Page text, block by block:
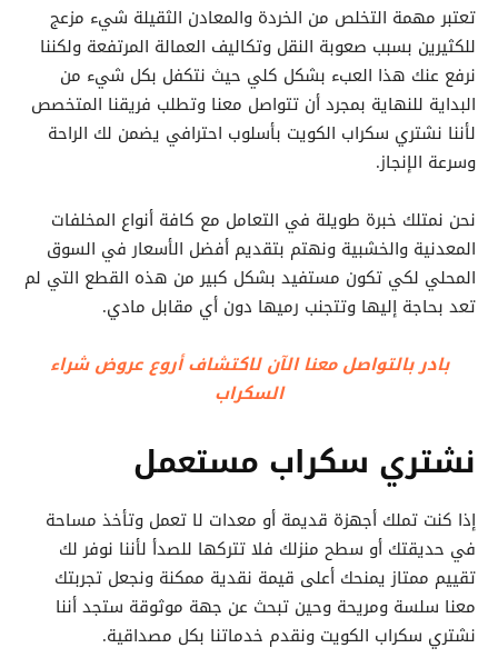
تعتبر مهمة التخلص من الخردة والمعادن الثقيلة شيء مزعج
للكثيرين بسبب صعوبة النقل وتكاليف العمالة المرتفعة ولكننا
نرفع عنك هذا العبء بشكل كلي حيث نتكفل بكل شيء من
البداية للنهاية بمجرد أن تتواصل معنا وتطلب فريقنا المتخصص
لأننا نشتري سكراب الكويت بأسلوب احترافي يضمن لك الراحة
وسرعة الإنجاز.
نحن نمتلك خبرة طويلة في التعامل مع كافة أنواع المخلفات
المعدنية والخشبية ونهتم بتقديم أفضل الأسعار في السوق
المحلي لكي تكون مستفيد بشكل كبير من هذه القطع التي لم
تعد بحاجة إليها وتتجنب رميها دون أي مقابل مادي.
بادر بالتواصل معنا الآن لاكتشاف أروع عروض شراء
السكراب
نشتري سكراب مستعمل
إذا كنت تملك أجهزة قديمة أو معدات لا تعمل وتأخذ مساحة
في حديقتك أو سطح منزلك فلا تتركها للصدأ لأننا نوفر لك
تقييم ممتاز يمنحك أعلى قيمة نقدية ممكنة ونجعل تجربتك
معنا سلسة ومريحة وحين تبحث عن جهة موثوقة ستجد أننا
نشتري سكراب الكويت ونقدم خدماتنا بكل مصداقية.